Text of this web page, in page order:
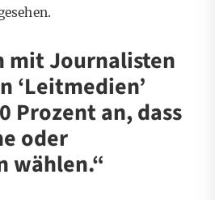
mit Journalisten
‘Leitmedien’
Prozent an, dass
oder
wählen.“